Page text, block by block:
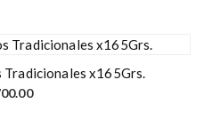
x165Grs.